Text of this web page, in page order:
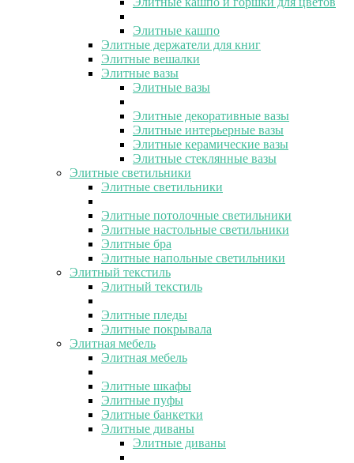
Элитные кашпо
Элитные держатели для книг
Элитные вешалки
Элитные вазы
Элитные вазы
Элитные декоративные вазы
Элитные интерьерные вазы
Элитные керамические вазы
Элитные стеклянные вазы
Элитные светильники
Элитные светильники
Элитные потолочные светильники
Элитные настольные светильники
Элитные бра
Элитные напольные светильники
Элитный текстиль
Элитный текстиль
Элитные пледы
Элитные покрывала
Элитная мебель
Элитная мебель
Элитные шкафы
Элитные пуфы
Элитные банкетки
Элитные диваны
Элитные диваны